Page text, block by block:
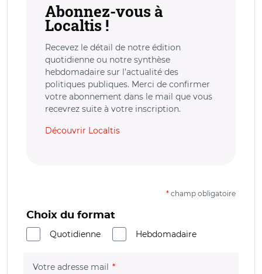
Abonnez-vous à
Localtis !
Recevez le détail de notre édition
quotidienne ou notre synthèse
hebdomadaire sur l’actualité des
politiques publiques. Merci de confirmer
votre abonnement dans le mail que vous
recevrez suite à votre inscription.
Découvrir Localtis
* champ obligatoire
Choix du format
Quotidienne
Hebdomadaire
Votre adresse mail (champ obligatoire)